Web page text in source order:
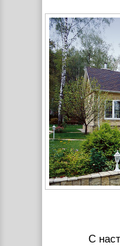
С